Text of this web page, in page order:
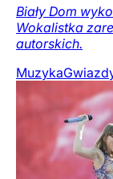
Biały Dom
Wokalistka
autorskich.
Muzyka